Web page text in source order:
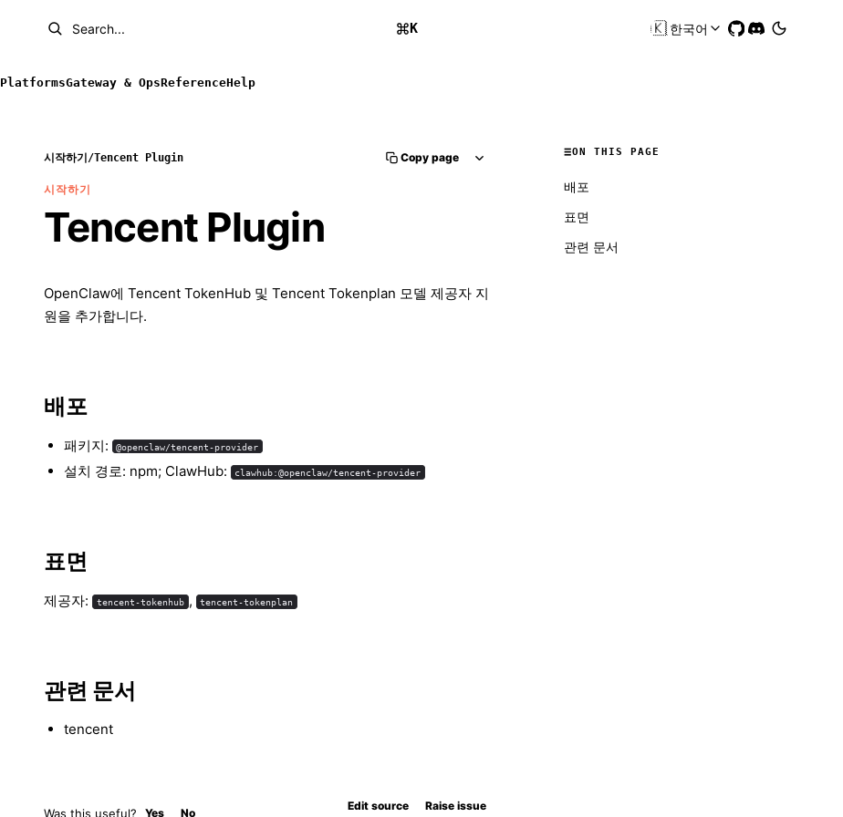
Search... K 🇰🇷한국어
PlatformsGateway & OpsReferenceHelp
시작하기 /Tencent Plugin Copy page
시작하기
Tencent Plugin
OpenClaw에 Tencent TokenHub 및 Tencent Tokenplan 모델 제공자 지
원을 추가합니다.
배포
패키지: @openclaw/tencent-provider
설치 경로: npm; ClawHub: clawhub:@openclaw/tencent-provider
표면
제공자: tencent-tokenhub , tencent-tokenplan
관련 문서
tencent
Was this useful? Yes No
Edit source Raise issue
ON THIS PAGE
배포
표면
관련 문서